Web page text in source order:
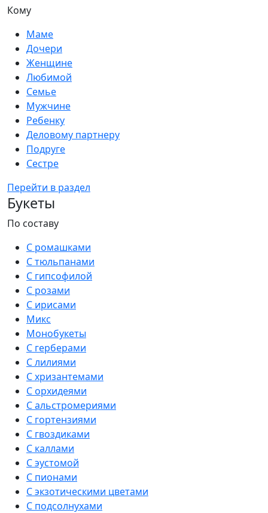
Кому
Маме
Дочери
Женщине
Любимой
Семье
Мужчине
Ребенку
Деловому партнеру
Подруге
Сестре
Перейти в раздел
Букеты
По составу
С ромашками
С тюльпанами
С гипсофилой
С розами
С ирисами
Микс
Монобукеты
С герберами
С лилиями
С хризантемами
С орхидеями
С альстромериями
С гортензиями
С гвоздиками
С каллами
С эустомой
С пионами
С экзотическими цветами
С подсолнухами